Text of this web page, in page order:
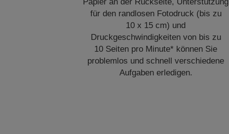
für den randlosen Fotodruck (bis zu
10 x 15 cm) und
Druckgeschwindigkeiten von bis zu
10 Seiten pro Minute* können Sie
problemlos und schnell verschiedene
Aufgaben erledigen.